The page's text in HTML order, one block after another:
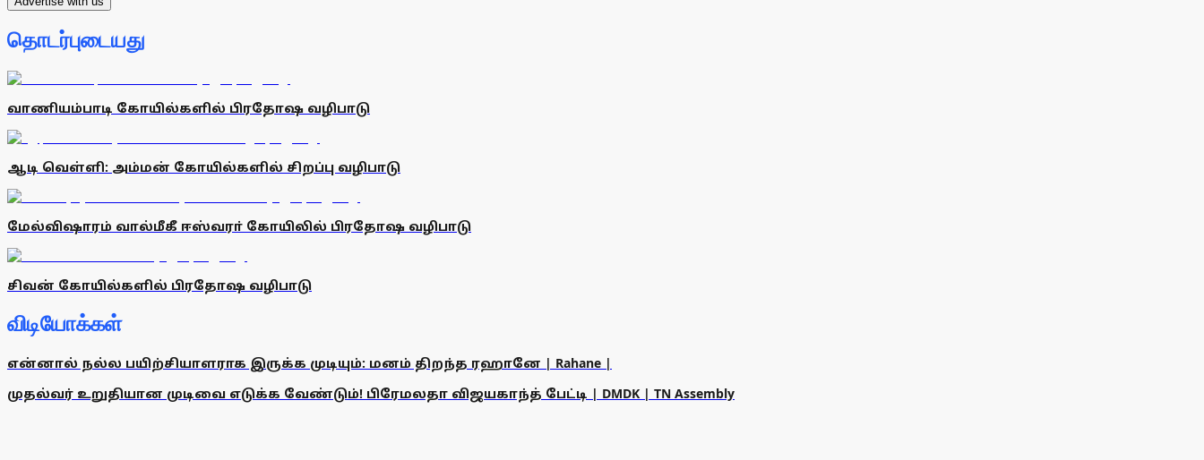
தொடர்புடையது
வாணியம்பாடி கோயில்களில் பிரதோஷ வழிபாடு
ஆடி வெள்ளி: அம்மன் கோயில்களில் சிறப்பு வழிபாடு
மேல்விஷாரம் வால்மீகீ ஈஸ்வரா் கோயிலில் பிரதோஷ வழிபாடு
சிவன் கோயில்களில் பிரதோஷ வழிபாடு
விடியோக்கள்
என்னால் நல்ல பயிற்சியாளராக இருக்க முடியும்: மனம் திறந்த ரஹானே | Rahane |
முதல்வர் உறுதியான முடிவை எடுக்க வேண்டும்! பிரேமலதா விஜயகாந்த் பேட்டி | DMDK | TN Assembly